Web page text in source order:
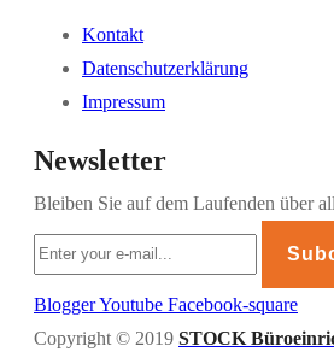
Kontakt
Datenschutzerklärung
Impressum
Newsletter
Bleiben Sie auf dem Laufenden über
BloggerYoutube Facebook-square
Copyright © 2019 STOCK